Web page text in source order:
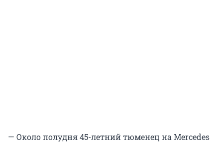
— Около полудня 45-летний тюменец на Mercedes